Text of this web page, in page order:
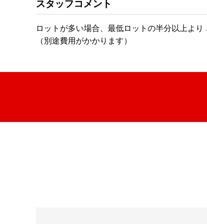
スタッフコメント
ロットが多い場合、最低ロットの半分以上よ
（別途費用がかかります）